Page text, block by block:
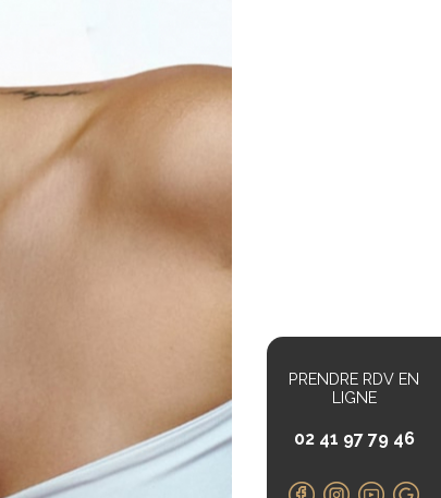
PRENDRE RDV EN
LIGNE
02 41 97 79 46